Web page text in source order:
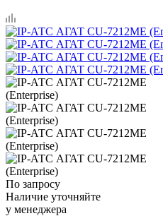
По запросу
Наличие уточняйте
у менеджера